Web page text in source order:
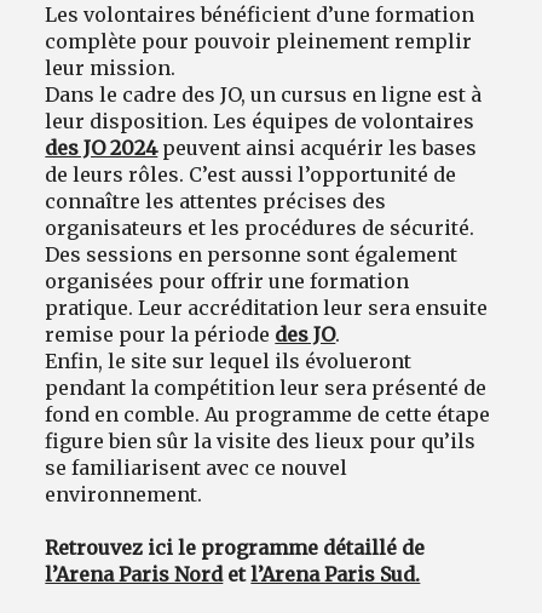
Les volontaires bénéficient d’une formation
complète pour pouvoir pleinement remplir
leur mission.
Dans le cadre des JO, un cursus en ligne est à
leur disposition. Les équipes de volontaires
des JO 2024peuvent ainsi acquérir les bases
de leurs rôles. C’est aussi l’opportunité de
connaître les attentes précises des
organisateurs et les procédures de sécurité.
Des sessions en personne sont également
organisées pour offrir une formation
pratique. Leur accréditation leur sera ensuite
remise pour la période des JO.
Enfin, le site sur lequel ils évolueront
pendant la compétition leur sera présenté de
fond en comble. Au programme de cette étape
figure bien sûr la visite des lieux pour qu’ils
se familiarisent avec ce nouvel
environnement.
Retrouvez ici le programme détaillé de
l’Arena Paris Nordetl’Arena Paris Sud.